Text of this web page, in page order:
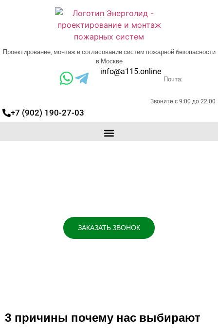
Проектирование, монтаж и согласование систем пожарной безопасности
в Москве
Почта:
info@a115.online
Звоните с 9:00 до 22:00
+7 (902) 190-27-03
ЗАКАЗАТЬ ЗВОНОК
3 причины почему нас выбирают